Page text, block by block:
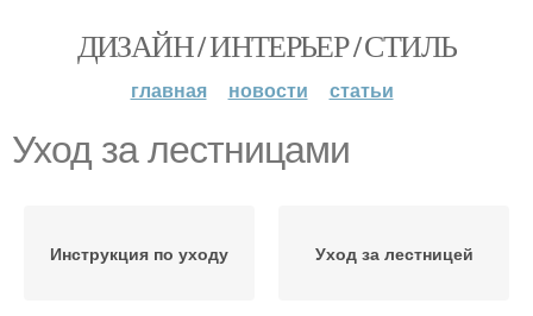
ДИЗАЙН / ИНТЕРЬЕР / СТИЛЬ
главная новости статьи
Уход за лестницами
Инструкция по уходу Уход за лестницей